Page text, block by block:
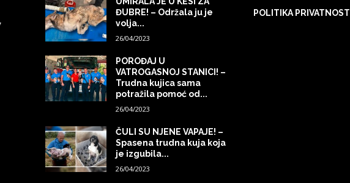
ĐUBRE! – Održala ju je
volja...
26/04/2023
POROĐAJ U
VATROGASNOJ STANICI! –
Trudna kujica sama
potražila pomoć od...
26/04/2023
ČULI SU NJENE VAPAJE! –
Spasena trudna kuja koja
je izgubila...
26/04/2023
POLITIKA PRIVATNOSTI